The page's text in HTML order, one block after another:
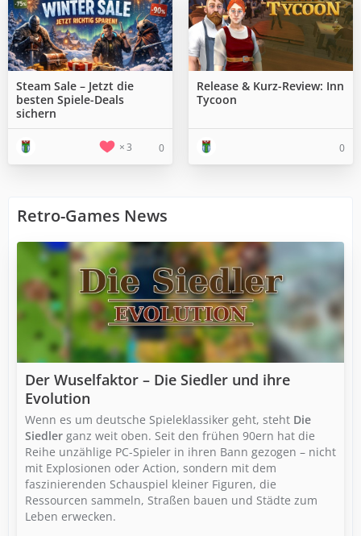
Steam Sale – Jetzt die
besten Spiele-Deals
sichern
3 0
Release & Kurz-Review: Inn
Tycoon
0
Retro-Games News
Der Wuselfaktor – Die Siedler und ihre
Evolution
Wenn es um deutsche Spieleklassiker geht, steht Die
Siedler ganz weit oben. Seit den frühen 90ern hat die
Reihe unzählige PC-Spieler in ihren Bann gezogen – nicht
mit Explosionen oder Action, sondern mit dem
faszinierenden Schauspiel kleiner Figuren, die
Ressourcen sammeln, Straßen bauen und Städte zum
Leben erwecken.